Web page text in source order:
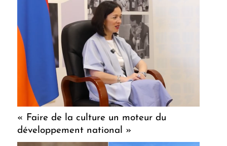
« Faire de la culture un moteur du
développement national »